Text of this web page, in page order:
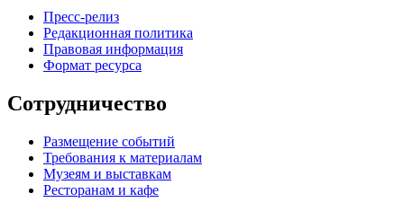
Пресс-релиз
Редакционная политика
Правовая информация
Формат ресурса
Сотрудничество
Размещение событий
Требования к материалам
Музеям и выставкам
Ресторанам и кафе